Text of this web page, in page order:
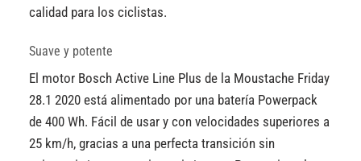
calidad para los ciclistas.
Suave y potente
El motor Bosch Active Line Plus de la Moustache Friday
28.1 2020 está alimentado por una batería Powerpack
de 400 Wh. Fácil de usar y con velocidades superiores a
25 km/h, gracias a una perfecta transición sin